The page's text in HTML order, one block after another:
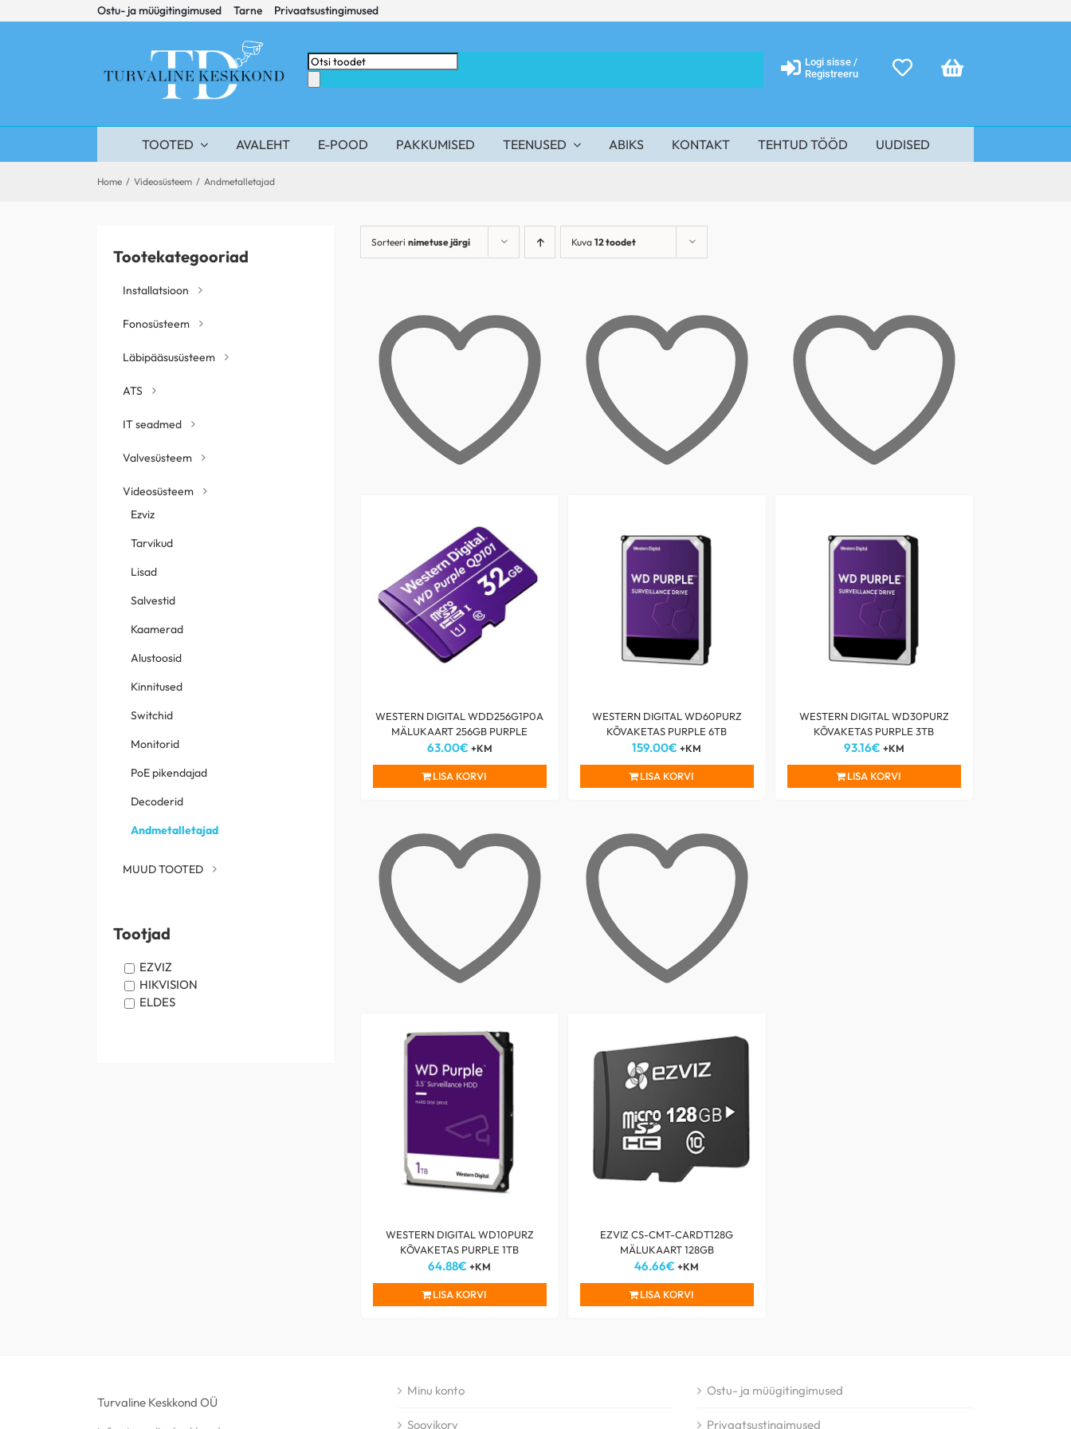
to
Ostu- ja müügitingimused Tarne Privaatsustingimused
Products
search
Logi sisse /
Registreeru
TOOTED AVALEHT E-POOD PAKKUMISED TEENUSED ABIKS KONTAKT TEHTUD TÖÖD UUDISED
Home / Videosüsteem / Andmetalletajad
Sorteeri nimetuse järgi Kuva 12 toodet
WESTERN DIGITAL WDD256G1P0A
MÄLUKAART 256GB PURPLE
63.00€ +KM
LISA KORVI
WESTERN DIGITAL WD60PURZ
KÕVAKETAS PURPLE 6TB
159.00€ +KM
LISA KORVI
WESTERN DIGITAL WD30PURZ
KÕVAKETAS PURPLE 3TB
93.16€ +KM
LISA KORVI
WESTERN DIGITAL WD10PURZ
KÕVAKETAS PURPLE 1TB
64.88€ +KM
LISA KORVI
EZVIZ CS-CMT-CARDT128G
MÄLUKAART 128GB
46.66€ +KM
LISA KORVI
Tootekategooriad
Installatsioon
Fonosüsteem
Läbipääsusüsteem
ATS
IT seadmed
Valvesüsteem
Videosüsteem
Ezviz
Tarvikud
Lisad
Salvestid
Kaamerad
Alustoosid
Kinnitused
Switchid
Monitorid
PoE pikendajad
Decoderid
Andmetalletajad
MUUD TOOTED
Tootjad
EZVIZ
HIKVISION
ELDES
Turvaline Keskkond OÜ
Minu konto
Soovikorv
Ostu- ja müügitingimused
Privaatsustingimused